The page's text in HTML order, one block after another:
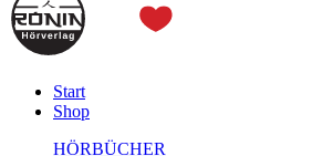
Start
Shop
HÖRBÜCHER